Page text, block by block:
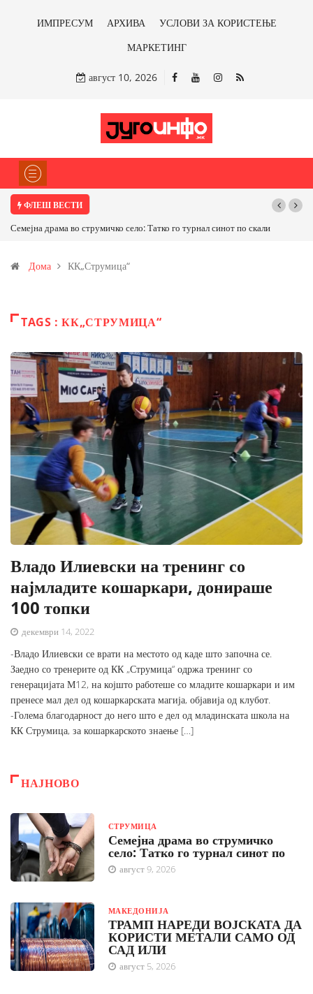
ИМПРЕСУМ АРХИВА
УСЛОВИ ЗА КОРИСТЕЊЕ
МАРКЕТИНГ
август 10, 2026
ФЛЕШ ВЕСТИ
Семејна драма во струмичко село: Татко го турнал синот по скали
Дома КК„Струмица“
TAGS : КК„СТРУМИЦА“
Владо Илиевски на тренинг со
најмладите кошаркари, донираше
100 топки
декември 14, 2022
-Владо Илиевски се врати на местото од каде што започна се.
Заедно со тренерите од КК „Струмица“ одржа тренинг со
генерацијата М12, на којшто работеше со младите кошаркари и им
пренесе мал дел од кошаркарската магија, објавија од клубот.
-Голема благодарност до него што е дел од младинската школа на
КК Струмица, за кошаркарското знаење […]
НАЈНОВО
СТРУМИЦА
Семејна драма во струмичко
село: Татко го турнал синот по
август 9, 2026
МАКЕДОНИЈА
ТРАМП НАРЕДИ ВОЈСКАТА ДА
КОРИСТИ МЕТАЛИ САМО ОД
САД ИЛИ
август 5, 2026